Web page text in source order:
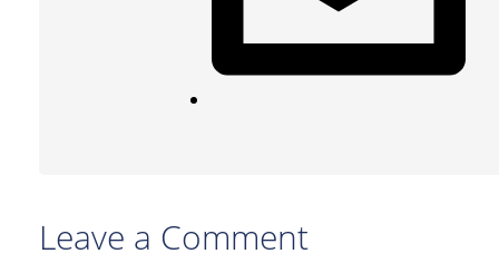
Leave a Comment